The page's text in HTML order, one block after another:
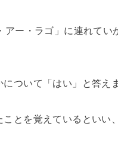
ー・ラゴ」に連れてい
ついて「はい」と答え
とを覚えているといい